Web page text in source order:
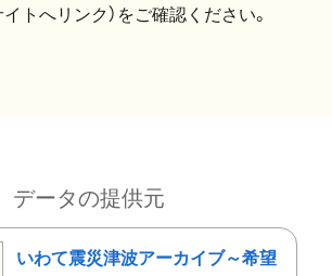
イトへリンク）をご確認ください。
データの提供元
いわて震災津波アーカイブ～希望